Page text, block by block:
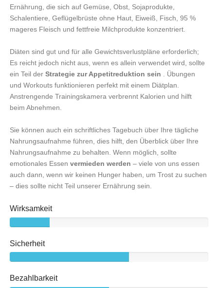
Ernährung, die sich auf Gemüse, Obst, Sojaprodukte,
Schalentiere, Geflügelbrüste ohne Haut, Eiweiß, Fisch, 95 %
mageres Fleisch und fettfreie Milchprodukte konzentriert.
Diäten sind gut und für alle Gewichtsverlustpläne erforderlich;
Es reicht jedoch nicht aus, wenn es allein verwendet wird, sollte
ein Teil der Strategie zur Appetitreduktion sein . Übungen
und Workouts funktionieren perfekt mit einem Diätplan.
Anstrengende Trainingskamera verbrennt Kalorien und hilft
beim Abnehmen.
Sie können auch ein schriftliches Tagebuch über Ihre tägliche
Nahrungsaufnahme führen, dies hilft, den Überblick über Ihre
Nahrungsaufnahme zu behalten. Wenn möglich, sollte
emotionales Essen vermieden werden – viele von uns essen
auch dann, wenn wir keinen Hunger haben, um Trost zu suchen
– dies sollte nicht Teil unserer Ernährung sein.
Wirksamkeit
Sicherheit
Bezahlbarkeit